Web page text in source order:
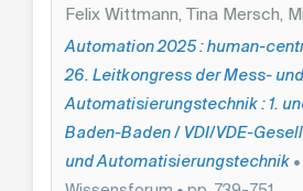
Felix Wittmann, Tina Mersch,
Automation 2025 : human-
26. Leitkongress der Mess- und
Automatisierungstechnik : 1.
Baden-Baden / VDI/VDE-
und Automatisierungstechnik